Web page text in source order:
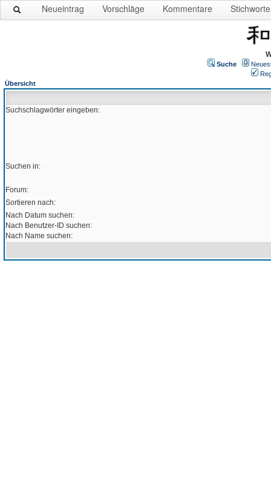
Neueintrag Vorschläge Kommentare Stichworte
Suche
Übersicht
Suchschlagwörter eingeben:
Suchen in:
Forum:
Sortieren nach:
Nach Datum suchen:
Nach Benutzer-ID suchen:
Nach Name suchen: